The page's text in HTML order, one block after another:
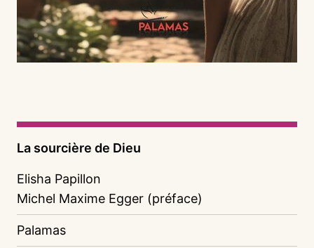
La sourcière de Dieu
Elisha Papillon
Michel Maxime Egger (préface)
Palamas